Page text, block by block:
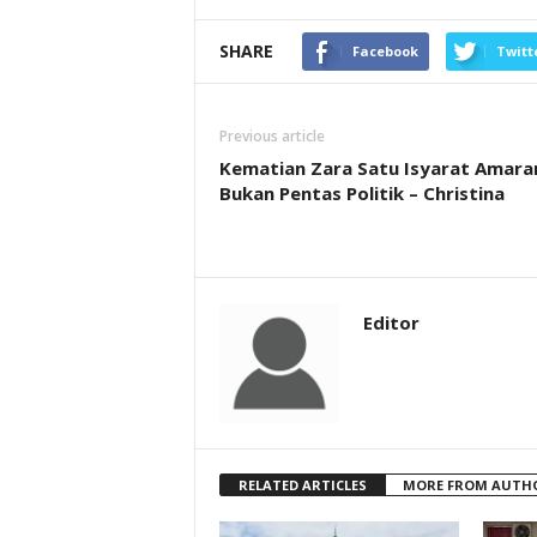
SHARE Facebook
Previous article
Kematian Zara Satu Isyarat
Bukan Pentas Politik – Christina
Editor
RELATED ARTICLES MORE FROM